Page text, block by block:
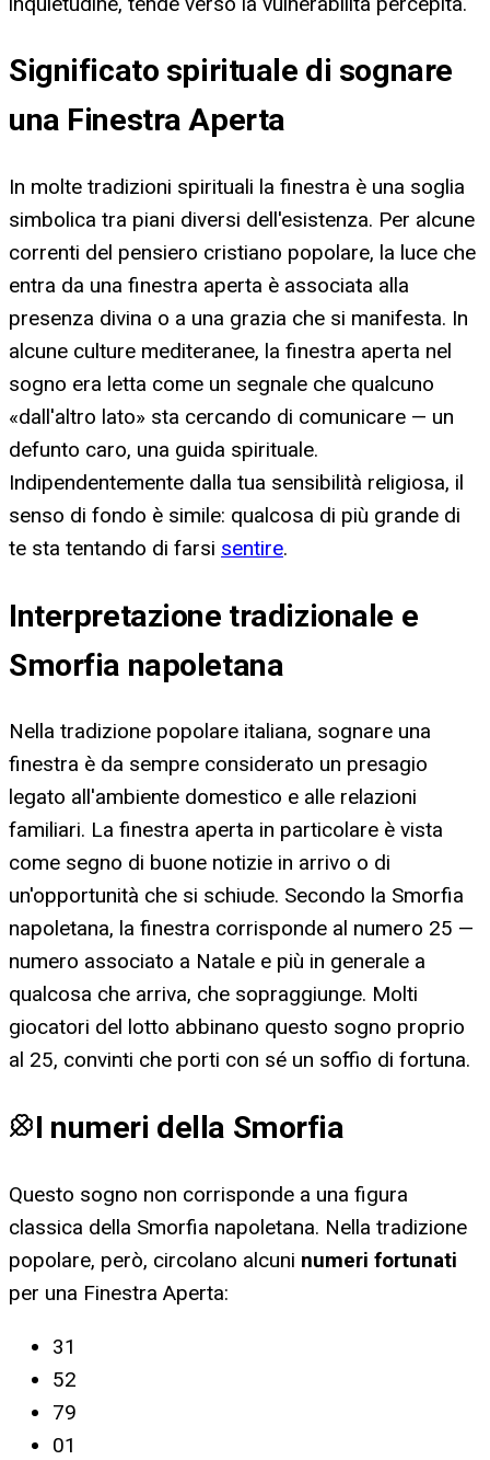
Significato spirituale di sognare
una Finestra Aperta
In molte tradizioni spirituali la finestra è una soglia
simbolica tra piani diversi dell'esistenza. Per alcune
correnti del pensiero cristiano popolare, la luce che
entra da una finestra aperta è associata alla
presenza divina o a una grazia che si manifesta. In
alcune culture mediteranee, la finestra aperta nel
sogno era letta come un segnale che qualcuno
«dall'altro lato» sta cercando di comunicare — un
defunto caro, una guida spirituale.
Indipendentemente dalla tua sensibilità religiosa, il
senso di fondo è simile: qualcosa di più grande di
te sta tentando di farsi sentire.
Interpretazione tradizionale e
Smorfia napoletana
Nella tradizione popolare italiana, sognare una
finestra è da sempre considerato un presagio
legato all'ambiente domestico e alle relazioni
familiari. La finestra aperta in particolare è vista
come segno di buone notizie in arrivo o di
un'opportunità che si schiude. Secondo la Smorfia
napoletana, la finestra corrisponde al numero 25 —
numero associato a Natale e più in generale a
qualcosa che arriva, che sopraggiunge. Molti
giocatori del lotto abbinano questo sogno proprio
al 25, convinti che porti con sé un soffio di fortuna.
I numeri della Smorfia
Questo sogno non corrisponde a una figura
classica della Smorfia napoletana. Nella tradizione
popolare, però, circolano alcuni numeri fortunati
per una Finestra Aperta:
31
52
79
01